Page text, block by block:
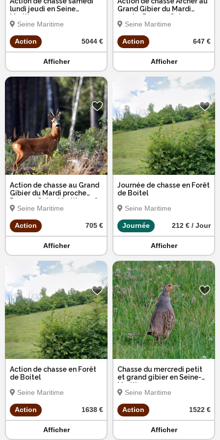
lundi jeudi en Seine
Maritime
Seine Maritime
Action 5044 €
Afficher
Grand Gibier du Mardi
proche Rouen - Seine
Maritime 76
Seine Maritime
Action 647 €
Afficher
Action de chasse au Grand
Gibier du Mardi proche
Rouen - Seine Maritime 76
Seine Maritime
Action 705 €
Afficher
Journée de chasse en Forêt
de Boitel
Seine Maritime
Journée 212 € / Jour
Afficher
Action de chasse en Forêt
de Boitel
Seine Maritime
Action 1638 €
Afficher
Chasse du mercredi petit
et grand gibier en Seine-
Maritime
Seine Maritime
Action 1522 €
Afficher